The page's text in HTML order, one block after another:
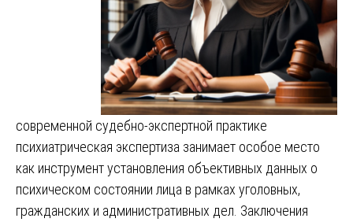
современной судебно-экспертной практике
психиатрическая экспертиза занимает особое место
как инструмент установления объективных данных о
психическом состоянии лица в рамках уголовных,
гражданских и административных дел. Заключения